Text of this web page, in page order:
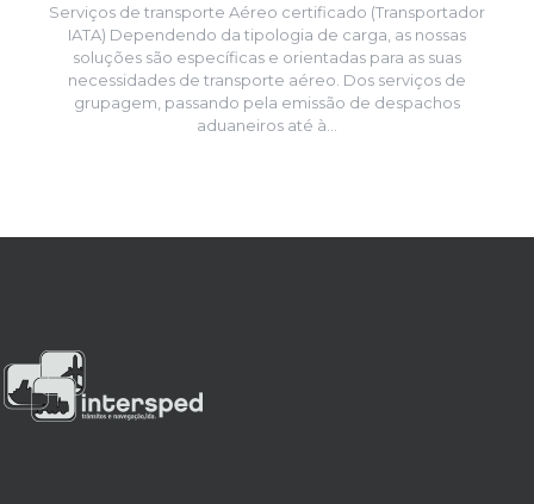
Serviços de transporte Aéreo certificado (Transportador
IATA) Dependendo da tipologia de carga, as nossas
soluções são específicas e orientadas para as suas
necessidades de transporte aéreo. Dos serviços de
grupagem, passando pela emissão de despachos
aduaneiros até à…